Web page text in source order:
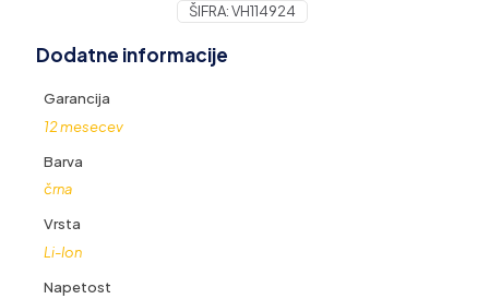
ŠIFRA:VH114924
Dodatne informacije
Garancija
12 mesecev
Barva
črna
Vrsta
Li-Ion
Napetost